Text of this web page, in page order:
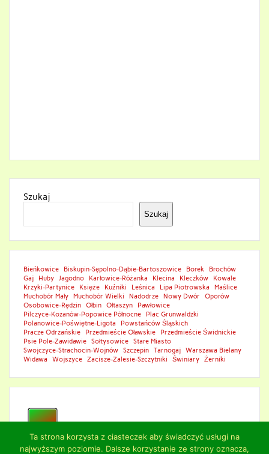
Szukaj
Szukaj
Bieńkowice Biskupin-Sępolno-Dąbie-Bartoszowice Borek
Brochów
Gaj
Huby Jagodno Karłowice-Różanka Klecina Kleczków
Kowale
Krzyki-Partynice
Księże Kuźniki Leśnica Lipa Piotrowska
Maślice
Muchobór Mały
Muchobór Wielki Nadodrze Nowy Dwór
Oporów
Osobowice-Rędzin
Ołbin Ołtaszyn
Pawłowice
Pilczyce-Kozanów-Popowice Północne
Plac Grunwaldzki
Polanowice-Poświętne-Ligota
Powstańców Śląskich
Pracze Odrzańskie
Przedmieście Oławskie
Przedmieście Świdnickie
Psie Pole-Zawidawie
Sołtysowice
Stare Miasto
Swojczyce-Strachocin-Wojnów
Szczepin Tarnogaj
Warszawa Bielany
Widawa
Wojszyce Zacisze-Zalesie-Szczytniki Świniary Żerniki
Ta strona korzysta z ciasteczek aby świadczyć usługi na
najwyższym poziomie. Dalsze korzystanie ze strony oznacza,